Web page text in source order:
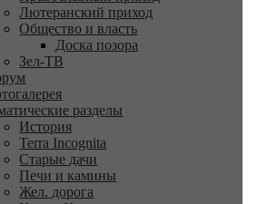
Лютеранский приход
Общество и власть
Доска позора
Зел-ТВ
разделы
История
Terra Incognita
Старые дачи
Печи и камины
Жел. дорога